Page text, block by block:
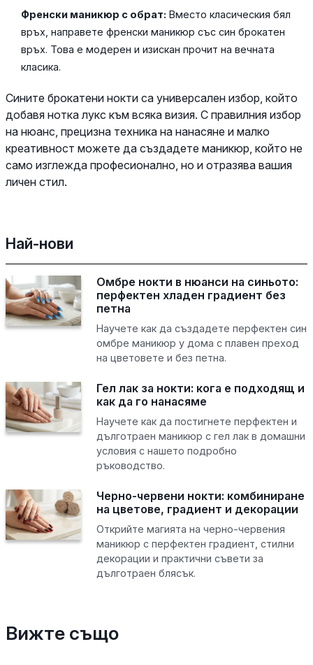
Френски маникюр с обрат: Вместо класическия бял
връх, направете френски маникюр със син брокатен
връх. Това е модерен и изискан прочит на вечната
класика.
Сините брокатени нокти са универсален избор, който
добавя нотка лукс към всяка визия. С правилния избор
на нюанс, прецизна техника на нанасяне и малко
креативност можете да създадете маникюр, който не
само изглежда професионално, но и отразява вашия
личен стил.
Най-нови
Омбре нокти в нюанси на синьото:
перфектен хладен градиент без
петна
Научете как да създадете перфектен син
омбре маникюр у дома с плавен преход
на цветовете и без петна.
Гел лак за нокти: кога е подходящ и
как да го нанасяме
Научете как да постигнете перфектен и
дълготраен маникюр с гел лак в домашни
условия с нашето подробно
ръководство.
Черно-червени нокти: комбиниране
на цветове, градиент и декорации
Открийте магията на черно-червения
маникюр с перфектен градиент, стилни
декорации и практични съвети за
дълготраен блясък.
Вижте също